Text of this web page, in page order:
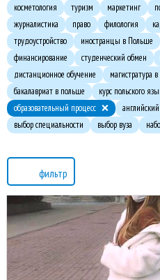
косметология туризм маркетинг
журналистика
право филология
трудоустройство
иностранцы в Польше
финансирование
студенческий обмен
дистанционное обучение
магистратура
бакалавриат в польше
курс польского
образовательный процесс
английский
выбор специальности
выбор вуза
фильтр